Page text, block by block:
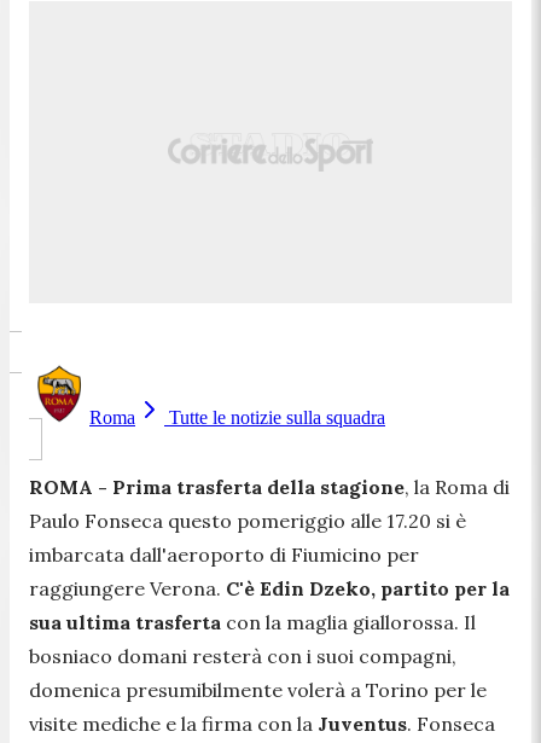
Roma Tutte le notizie sulla squadra
ROMA - Prima trasferta della stagione, la Roma di
Paulo Fonseca questo pomeriggio alle 17.20 si è
imbarcata dall'aeroporto di Fiumicino per
raggiungere Verona. C'è Edin Dzeko, partito per la
sua ultima trasferta con la maglia giallorossa. Il
bosniaco domani resterà con i suoi compagni,
domenica presumibilmente volerà a Torino per le
visite mediche e la firma con la Juventus. Fonseca